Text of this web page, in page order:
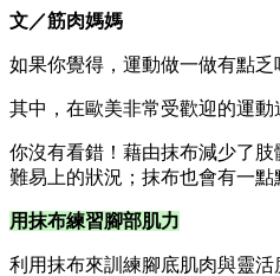
文／筋肉媽媽
如果你覺得，運動做一做有點
其中，在歐美非常受歡迎的運
你沒有看錯！藉由抹布減少了
難易上的狀況；抹布也會有一
用抹布練習腳部肌力
利用抹布來訓練腳底肌肉與靈